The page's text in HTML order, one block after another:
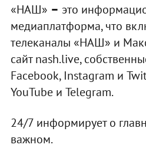
«НАШ» – это
медиаплатформа, что
телеканалы «НАШ» и
сайт nash.live,
Facebook, Instagram и
YouTube и Telegram.
24/7 информирует о
важном.